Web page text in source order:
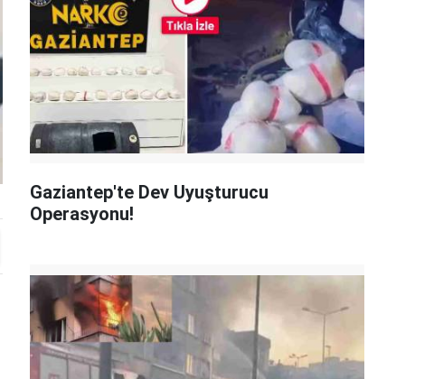
Gaziantep'te Dev Uyuşturucu
Operasyonu!